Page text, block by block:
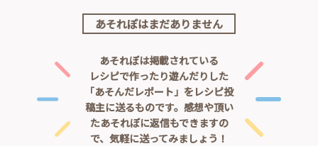
あそれぽはまだありません
あそれぽは掲載されている
レシピで作ったり遊んだりした
「あそんだレポート」をレシピ投
稿主に送るものです。 感想や頂い
たあそれぽに返信もできますの
で、気軽に送ってみましょう！